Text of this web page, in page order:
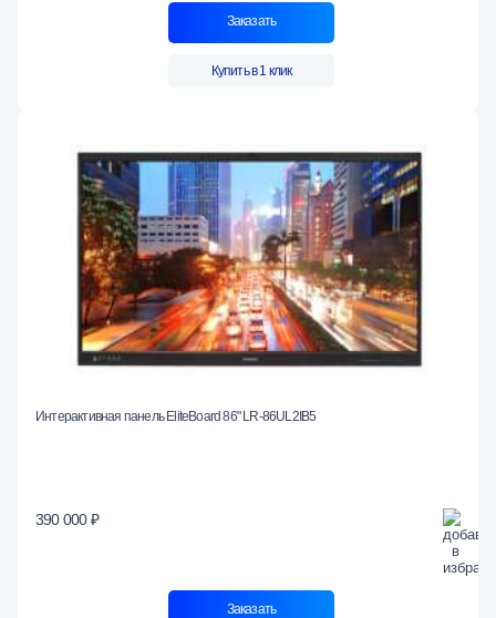
Заказать
Купить в 1 клик
Интерактивная панель EliteBoard 86" LR-86UL2IB5
390 000 ₽
Заказать